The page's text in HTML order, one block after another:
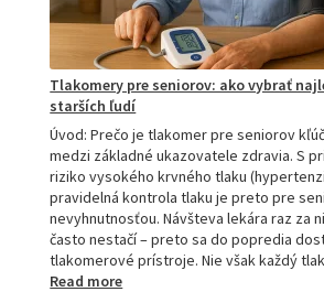
Tlakomery pre seniorov: ako vybrať
starších ľudí
Úvod: Prečo je tlakomer pre seniorov
medzi základné ukazovatele zdravia. S
riziko vysokého krvného tlaku
pravidelná kontrola tlaku je preto pre
nevyhnutnosťou. Návšteva lekára raz za
často nestačí – preto sa do popredia
tlakomerové prístroje. Nie však každý
Read more: